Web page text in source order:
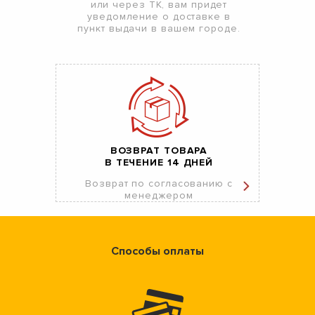
или через ТК, вам придет
уведомление о доставке в
пункт выдачи в вашем городе.
ВОЗВРАТ ТОВАРА
В ТЕЧЕНИЕ 14 ДНЕЙ
Возврат по согласованию с
менеджером
Способы оплаты